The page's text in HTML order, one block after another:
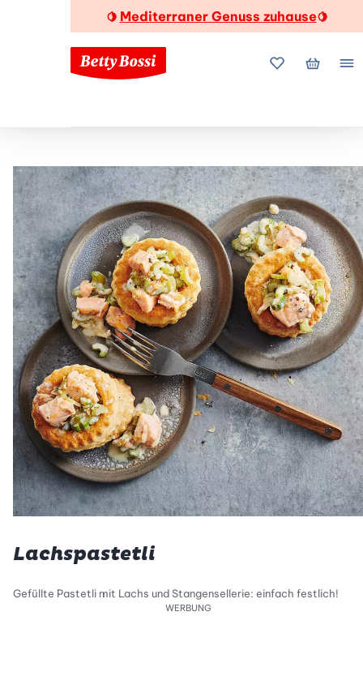
🍋 Mediterraner Genuss zuhause🍋
MeineMein
Lachspastetli
Gefüllte Pastetli mit Lachs und Stangensellerie: einfach festlich!
WERBUNG